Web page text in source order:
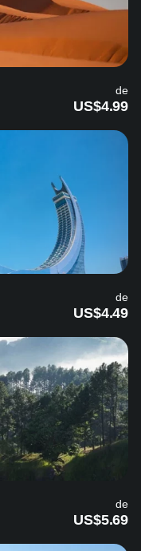
de
US$4.99
de
US$4.49
de
US$5.69